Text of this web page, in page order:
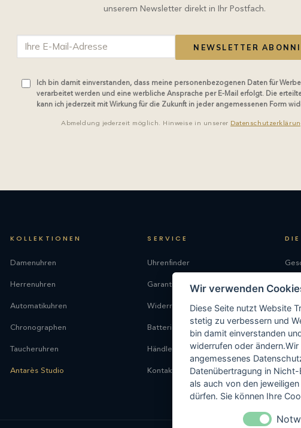
unserem Newsletter direkt in Ihr Postfach.
NEWSLETTER
Ich bin damit einverstanden, dass meine personenbezogenen Daten für
verarbeitet werden und eine werbliche Ansprache per E-Mail erfolgt. Die
kann ich jederzeit mit Wirkung für die Zukunft in jeder angemessenen Form
Abmeldung jederzeit möglich. Hinweise in unserer
KOLLEKTIONEN
Damenuhren
Herrenuhren
Automatikuhren
Chronographen
Taucheruhren
Antarès Studio
SERVICE
Uhrenfinder
Garantie
Widerrufsrecht
Batterieentsorgung
Händlersuche
Kontakt
Wir verwenden
Diese Seite nutzt Website
stetig zu verbessern und
bin damit einverstanden
widerrufen oder
angemessenes
Datenübertragung in
als auch von den
dürfen. Sie können Ihre